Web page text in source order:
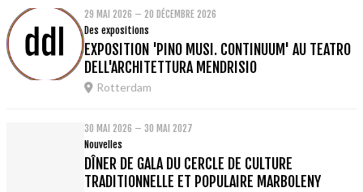
29 MAI 2026 – 20 DÉCEMBRE 2026
Des expositions
EXPOSITION 'PINO MUSI. CONTINUUM' AU TEATRO
DELL'ARCHITETTURA MENDRISIO
Rotterdam
30 MAI 2026 – 30 MAI 2027
Nouvelles
DÎNER DE GALA DU CERCLE DE CULTURE
TRADITIONNELLE ET POPULAIRE MARBOLENY